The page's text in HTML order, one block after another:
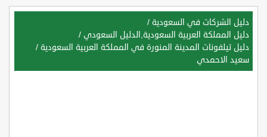
دليل الشركات في السعودية /
دليل المملكة العربية السعودية,الدليل السعودي /
دليل تيلفونات المدينة المنورة في المملكة العربية السعودية /
سعيد الاحمدي